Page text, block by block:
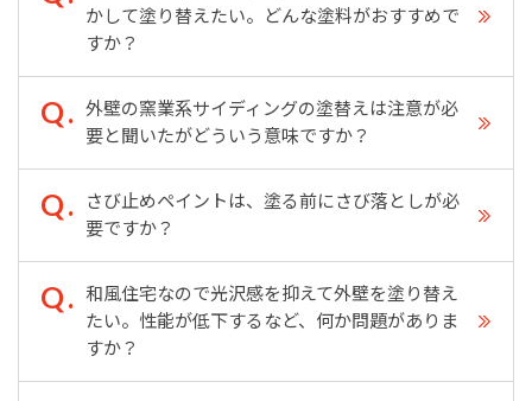
かして塗り替えたい。どんな塗料がおすすめで
すか？
外壁の窯業系サイディングの塗替えは注意が必
要と聞いたがどういう意味ですか？
さび止めペイントは、塗る前にさび落としが必
要ですか？
和風住宅なので光沢感を抑えて外壁を塗り替え
たい。性能が低下するなど、何か問題がありま
すか？